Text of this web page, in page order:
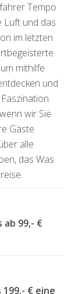
Tempo
Luft und das
im letzten
mithilfe
und
wir Sie
Gäste
alle
das Was
99,- €
€ eine